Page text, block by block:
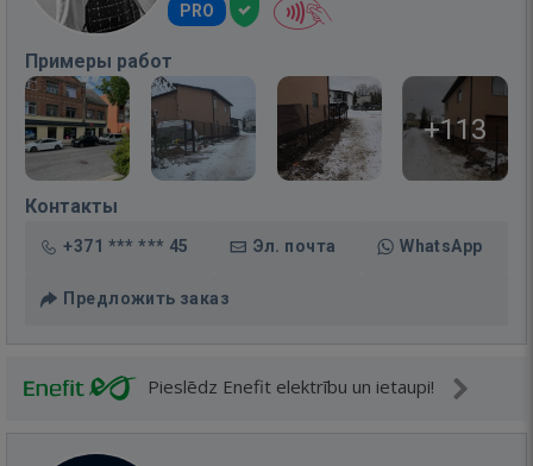
PRO
Примеры работ
+113
Контакты
+371 *** *** 45 Эл. почта WhatsApp
Предложить заказ
Pieslēdz Enefit elektrību un ietaupi!